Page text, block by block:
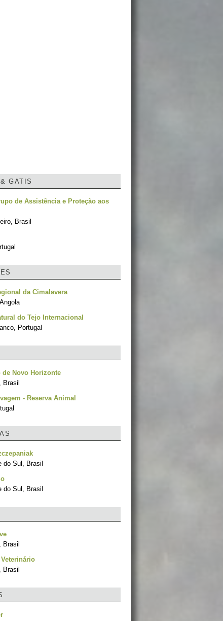
GATIS
de Assistência e Proteção aos
Brasil
da Cimalavera
do Tejo Internacional
Portugal
Novo Horizonte
Brasil
- Reserva Animal
do Sul, Brasil
do Sul, Brasil
Brasil
Brasil